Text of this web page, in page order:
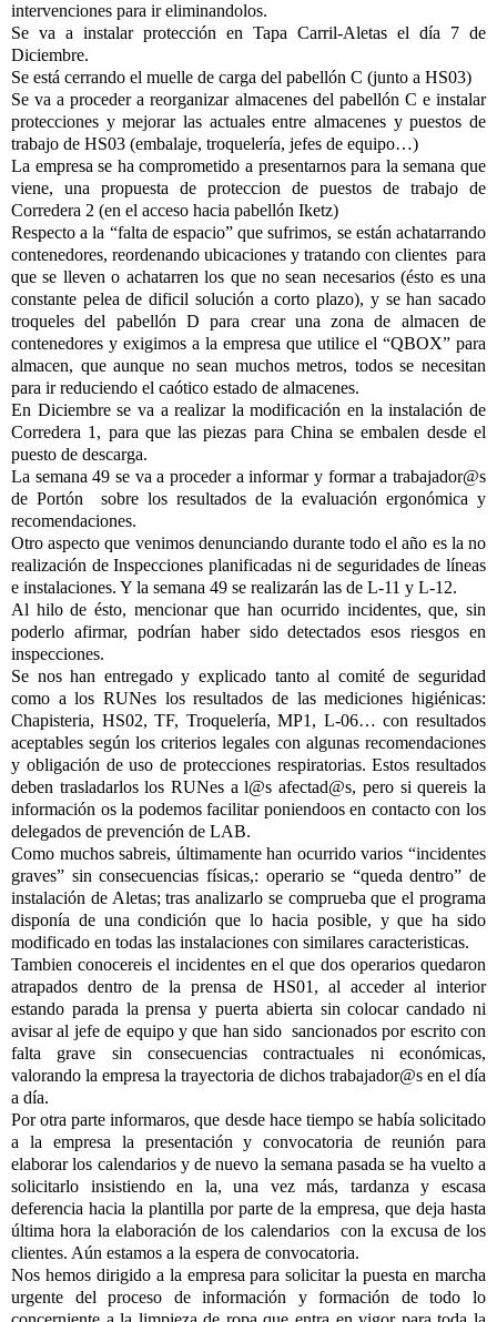
intervenciones para ir eliminandolos.
Se va a instalar protección en Tapa Carril-Aletas el día 7 de
Diciembre.
Se está cerrando el muelle de carga del pabellón C (junto a HS03)
Se va a proceder a reorganizar almacenes del pabellón C e instalar
protecciones y mejorar las actuales entre almacenes y puestos de
trabajo de HS03 (embalaje, troquelería, jefes de equipo…)
La empresa se ha comprometido a presentarnos para la semana que
viene, una propuesta de proteccion de puestos de trabajo de
Corredera 2 (en el acceso hacia pabellón Iketz)
Respecto a la “falta de espacio” que sufrimos, se están achatarrando
contenedores, reordenando ubicaciones y tratando con clientes para
que se lleven o achatarren los que no sean necesarios (ésto es una
constante pelea de dificil solución a corto plazo), y se han sacado
troqueles del pabellón D para crear una zona de almacen de
contenedores y exigimos a la empresa que utilice el “QBOX” para
almacen, que aunque no sean muchos metros, todos se necesitan
para ir reduciendo el caótico estado de almacenes.
En Diciembre se va a realizar la modificación en la instalación de
Corredera 1, para que las piezas para China se embalen desde el
puesto de descarga.
La semana 49 se va a proceder a informar y formar a trabajador@s
de Portón
sobre los resultados de la evaluación ergonómica y
recomendaciones.
Otro aspecto que venimos denunciando durante todo el año es la no
realización de Inspecciones planificadas ni de seguridades de líneas
e instalaciones. Y la semana 49 se realizarán las de L-11 y L-12.
Al hilo de ésto, mencionar que han ocurrido incidentes, que, sin
poderlo afirmar, podrían haber sido detectados esos riesgos en
inspecciones.
Se nos han entregado y explicado tanto al comité de seguridad
como a los RUNes los resultados de las mediciones higiénicas:
Chapisteria, HS02, TF, Troquelería, MP1, L-06… con resultados
aceptables según los criterios legales con algunas recomendaciones
y obligación de uso de protecciones respiratorias. Estos resultados
deben trasladarlos los RUNes a l@s afectad@s, pero si quereis la
información os la podemos facilitar poniendoos en contacto con los
delegados de prevención de LAB.
Como muchos sabreis, últimamente han ocurrido varios “incidentes
graves” sin consecuencias físicas,: operario se “queda dentro” de
instalación de Aletas; tras analizarlo se comprueba que el programa
disponía de una condición que lo hacia posible, y que ha sido
modificado en todas las instalaciones con similares caracteristicas.
Tambien conocereis el incidentes en el que dos operarios quedaron
atrapados dentro de la prensa de HS01, al acceder al interior
estando parada la prensa y puerta abierta sin colocar candado ni
avisar al jefe de equipo y que han sido sancionados por escrito con
falta grave sin consecuencias contractuales ni económicas,
valorando la empresa la trayectoria de dichos trabajador@s en el día
a día.
Por otra parte informaros, que desde hace tiempo se había solicitado
a la empresa la presentación y convocatoria de reunión para
elaborar los calendarios y de nuevo la semana pasada se ha vuelto a
solicitarlo insistiendo en la, una vez más, tardanza y escasa
deferencia hacia la plantilla por parte de la empresa, que deja hasta
última hora la elaboración de los calendarios
con la excusa de los
clientes. Aún estamos a la espera de convocatoria.
Nos hemos dirigido a la empresa para solicitar la puesta en marcha
urgente del proceso de información y formación de todo lo